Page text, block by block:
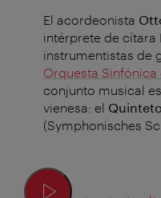
El acordeonista
intérprete de cítara
instrumentistas de
Orquesta Sinfónica
conjunto musical
vienesa: el
(Symphonisches